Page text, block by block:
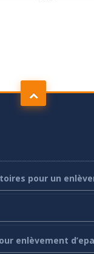
pour un
enlèvement